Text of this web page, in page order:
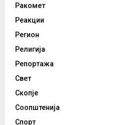
Ракомет
Реакции
Регион
Религија
Репортажа
Свет
Скопје
Соопштенија
Спорт